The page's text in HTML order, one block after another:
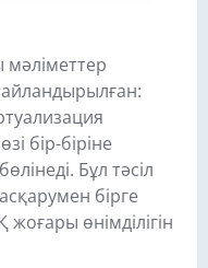
мәліметтер
бір-біріне
Бұл тәсіл
бірге
жоғары өнімділігін